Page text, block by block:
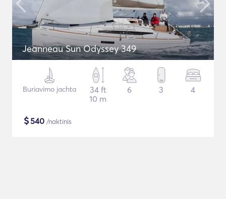
Jeanneau Sun Odyssey 349
Buriavimo jachta
34 ft
10 m
6 3 4
$540 /naktinis